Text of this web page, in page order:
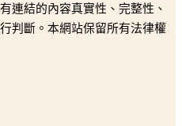
連結的內容真實性、完整性、
判斷。本網站保留所有法律權